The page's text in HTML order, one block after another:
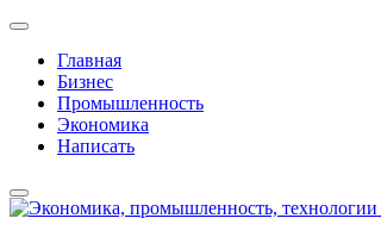
Главная
Бизнес
Промышленность
Экономика
Написать